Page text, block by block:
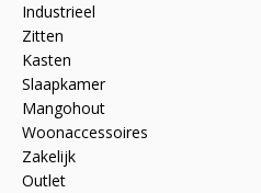
Industrieel
Zitten
Kasten
Slaapkamer
Mangohout
Woonaccessoires
Zakelijk
Outlet